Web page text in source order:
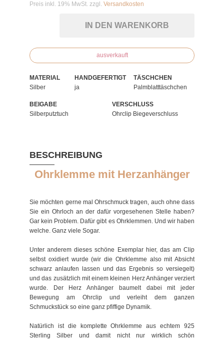
Preis inkl. 19% MwSt. zzgl. Versandkosten
IN DEN WARENKORB
ausverkauft
MATERIAL
Silber
HANDGEFERTIGT
ja
TÄSCHCHEN
Palmblatttäschchen
BEIGABE
Silberputztuch
VERSCHLUSS
Ohrclip Biegeverschluss
BESCHREIBUNG
Ohrklemme mit Herzanhänger
Sie möchten gerne mal Ohrschmuck tragen, auch ohne dass
Sie ein Ohrloch an der dafür vorgesehenen Stelle haben?
Gar kein Problem. Dafür gibt es Ohrklemmen. Und wir haben
welche. Ganz viele Sogar.
Unter anderem dieses schöne Exemplar hier, das am Clip
selbst oxidiert wurde (wir die Ohrklemme also mit Absicht
schwarz anlaufen lassen und das Ergebnis so versiegelt)
und das zusätzlich mit einem kleinen Herz Anhänger verziert
wurde. Der Herz Anhänger baumelt dabei mit jeder
Bewegung am Ohrclip und verleiht dem ganzen
Schmuckstück so eine ganz pfiffige Dynamik.
Natürlich ist die komplette Ohrklemme aus echtem 925
Sterling Silber und damit nicht nur wirklich schön